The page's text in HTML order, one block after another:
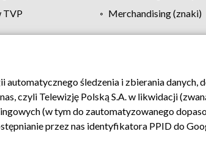
TVP
Merchandising (znaki)
zgody Pomoc Biuro reklamy
śledzenia i zbierania danych,
czyli Telewizję Polską S.A. w likwidacji
(w tym do zautomatyzowanego
przez nas identyfikatora PPID do